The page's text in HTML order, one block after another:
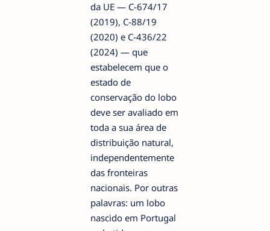
da UE — C-674/17
(2019), C-88/19
(2020) e C-436/22
(2024) — que
estabelecem que o
estado de
conservação do lobo
deve ser avaliado em
toda a sua área de
distribuição natural,
independentemente
das fronteiras
nacionais. Por outras
palavras: um lobo
nascido em Portugal